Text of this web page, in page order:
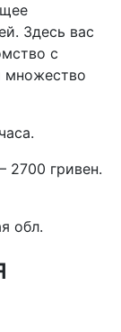
Здесь вас
с
множество
2700 гривен.
обл.